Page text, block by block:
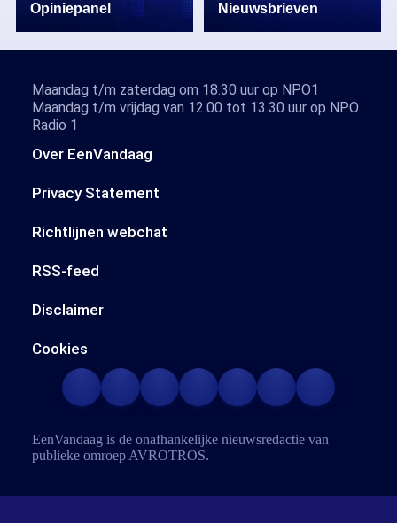
Opiniepanel Nieuwsbrieven
Over EenVandaag
Privacy Statement
Richtlijnen webchat
RSS-feed
Disclaimer
Cookies
Maandag t/m zaterdag om 18.30 uur op NPO1
Maandag t/m vrijdag van 12.00 tot 13.30 uur op NPO
Radio 1
EenVandaag is de onafhankelijke nieuwsredactie van
publieke omroep AVROTROS.